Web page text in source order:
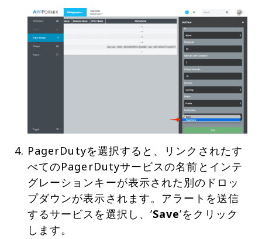
PagerDutyを選択すると、リンクされたす
べてのPagerDutyサービスの名前とインテ
グレーションキーが表示された別のドロッ
プダウンが表示されます。アラートを送信
するサービスを選択し、’Save’をクリック